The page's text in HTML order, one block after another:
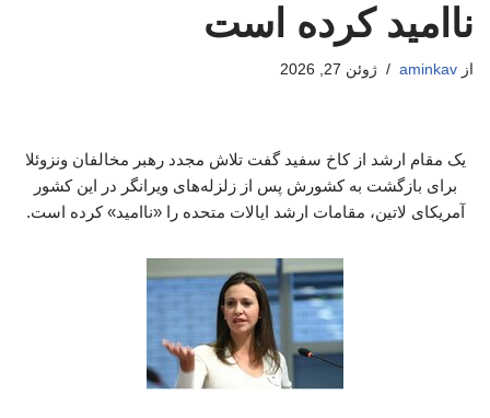
ناامید کرده است
از aminkav ژوئن 27, 2026
یک مقام ارشد از کاخ سفید گفت تلاش مجدد رهبر مخالفان ونزوئلا
برای بازگشت به کشورش پس از زلزله‌های ویرانگر در این کشور
آمریکای لاتین، مقامات ارشد ایالات متحده را «ناامید» کرده است.